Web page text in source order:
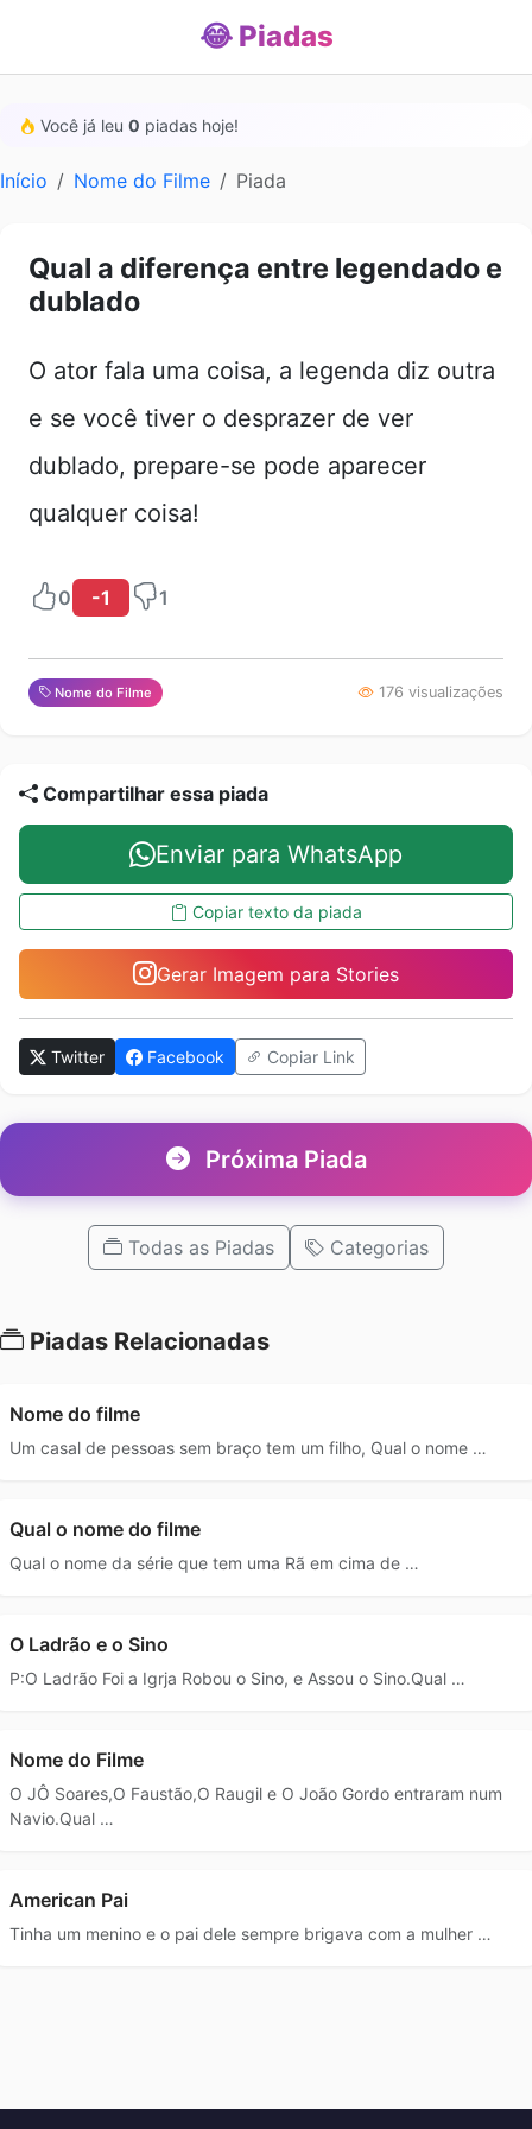
😂 Piadas
Você já leu 0 piadas hoje!
Início Nome do Filme Piada
Qual a diferença entre legendado e
dublado
O ator fala uma coisa, a legenda diz outra
e se você tiver o desprazer de ver
dublado, prepare-se pode aparecer
qualquer coisa!
0 -1 1
Nome do Filme 176 visualizações
Compartilhar essa piada
Enviar para WhatsApp
Copiar texto da piada
Gerar Imagem para Stories
Twitter Facebook Copiar Link
Próxima Piada
Todas as Piadas Categorias
Piadas Relacionadas
Nome do filme
Um casal de pessoas sem braço tem um filho, Qual o nome …
Qual o nome do filme
Qual o nome da série que tem uma Rã em cima de …
O Ladrão e o Sino
P:O Ladrão Foi a Igrja Robou o Sino, e Assou o Sino.Qual …
Nome do Filme
O JÔ Soares,O Faustão,O Raugil e O João Gordo entraram num
Navio.Qual …
American Pai
Tinha um menino e o pai dele sempre brigava com a mulher …